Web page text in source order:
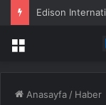
Edison
Menü
Anasayfa / Haber